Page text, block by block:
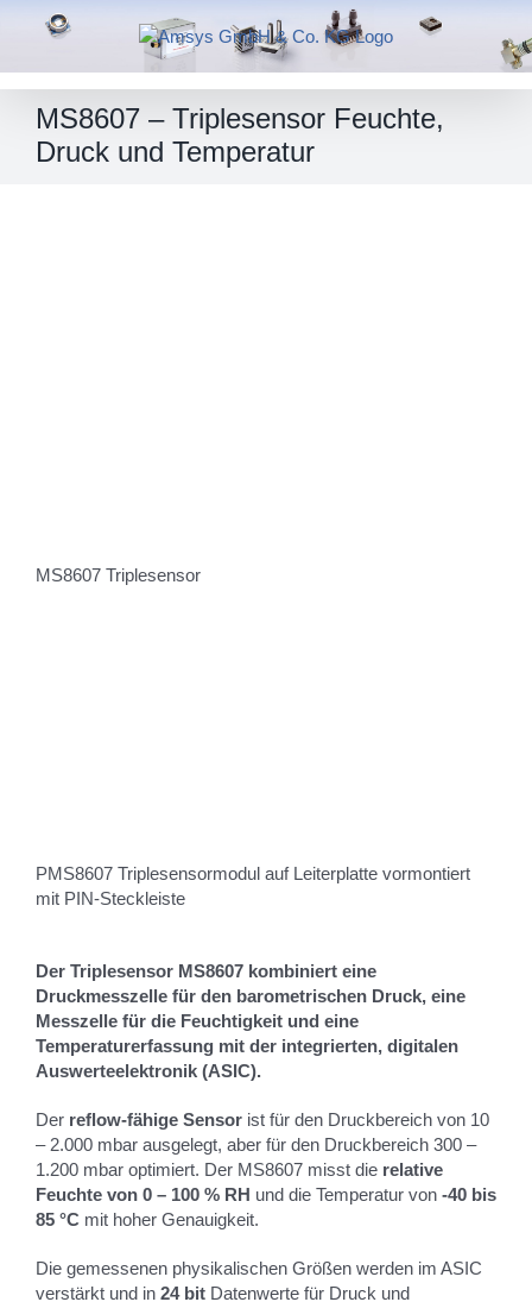
MS8607 – Triplesensor Feuchte,
Druck und Temperatur
MS8607 Triplesensor
PMS8607 Triplesensormodul auf Leiterplatte vormontiert
mit PIN-Steckleiste
Der Triplesensor MS8607 kombiniert eine
Druckmesszelle für den barometrischen Druck, eine
Messzelle für die Feuchtigkeit und eine
Temperaturerfassung mit der integrierten, digitalen
Auswerteelektronik (ASIC).
Der reflow-fähige Sensorist für den Druckbereich von 10
– 2.000 mbar ausgelegt, aber für den Druckbereich 300 –
1.200 mbar optimiert. Der MS8607 misst die relative
Feuchte von 0 – 100 % RH und die Temperatur von -40 bis
85 °Cmit hoher Genauigkeit.
Die gemessenen physikalischen Größen werden im ASIC
verstärkt und in 24 bitDatenwerte für Druck und